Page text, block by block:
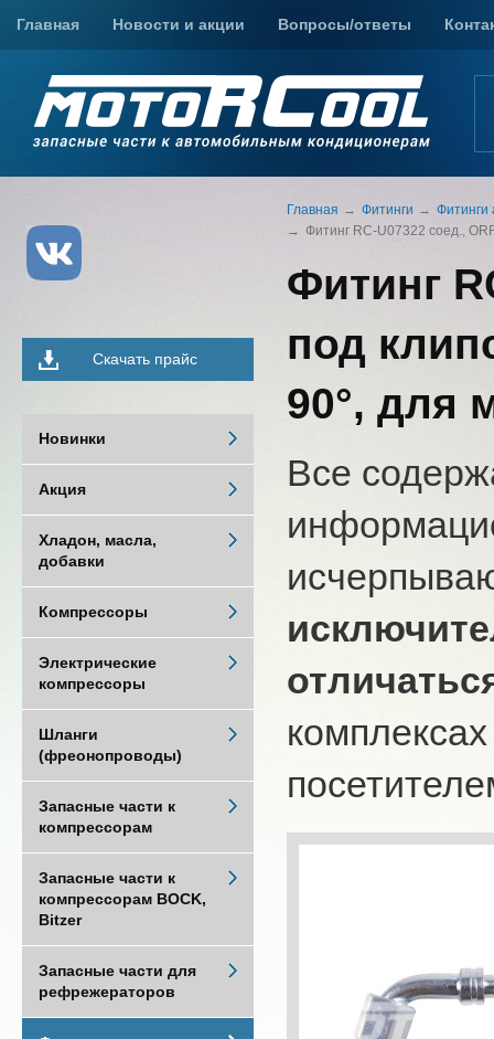
Главная Новости и акции Вопросы/ответы
Главная Фитинги
Фитинги
Фитинг RC-U07322 соед.,
Фитинг
под
90°, для
Все
Скачать прайс
Новинки
Акция
Хладон, масла,
добавки
Компрессоры
Электрические
компрессоры
Шланги
(фреонопроводы)
Запасные части к
компрессорам
Запасные части к
компрессорам BOCK,
Bitzer
Запасные части для
рефрежераторов